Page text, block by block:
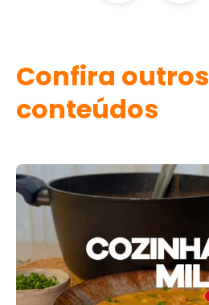
Confira outros
conteúdos